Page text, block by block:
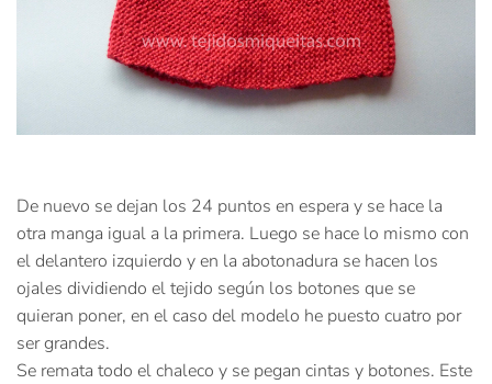
De nuevo se dejan los 24 puntos en espera y se hace la
otra manga igual a la primera. Luego se hace lo mismo con
el delantero izquierdo y en la abotonadura se hacen los
ojales dividiendo el tejido según los botones que se
quieran poner, en el caso del modelo he puesto cuatro por
ser grandes.
Se remata todo el chaleco y se pegan cintas y botones. Este